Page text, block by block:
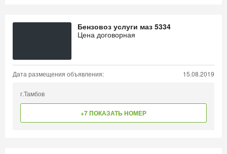
Бензовоз услуги маз 5334
Цена договорная
Дата размещения объявления: 15.08.2019
г.Тамбов
+7 ПОКАЗАТЬ НОМЕР